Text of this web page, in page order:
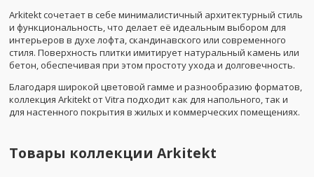
Arkitekt сочетает в себе минималистичный архитектурный стиль
и функциональность, что делает её идеальным выбором для
интерьеров в духе лофта, скандинавского или современного
стиля. Поверхность плитки имитирует натуральный камень или
бетон, обеспечивая при этом простоту ухода и долговечность.
Благодаря широкой цветовой гамме и разнообразию форматов,
коллекция Arkitekt от Vitra подходит как для напольного, так и
для настенного покрытия в жилых и коммерческих помещениях.
Товары коллекции Arkitekt